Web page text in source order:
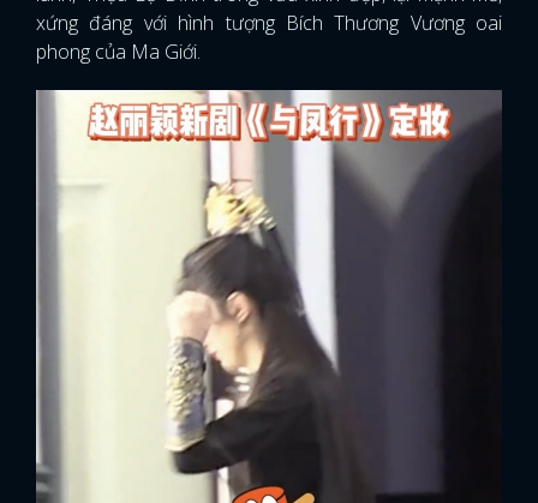
xứng đáng với hình tượng Bích Thương Vương oai
phong của Ma Giới.